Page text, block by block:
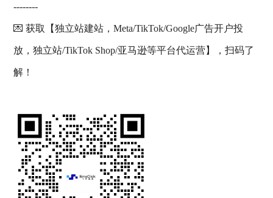
--------
💌 获取【独立站建站，Meta/TikTok/Google广告开户投
放，独立站/TikTok Shop/亚马逊等平台代运营】，扫码了
解！